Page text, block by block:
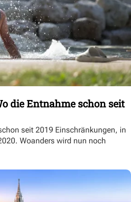
die Entnahme schon seit
seit 2019 Einschränkungen, in
Woanders wird nun noch